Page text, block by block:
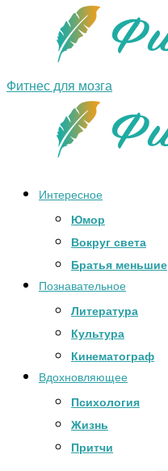
Фитнес для мозга
Интересное
Юмор
Вокруг света
Братья меньшие
Познавательное
Литература
Культура
Кинематограф
Вдохновляющее
Психология
Жизнь
Притчи